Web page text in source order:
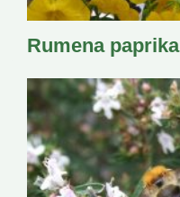
Rumena paprika